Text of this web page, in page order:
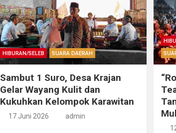
HIBURAN/SELEB SUARA DAERAH
Sambut 1 Suro, Desa Krajan
Gelar Wayang Kulit dan
Kukuhkan Kelompok Karawitan
17 Juni 2026 admin